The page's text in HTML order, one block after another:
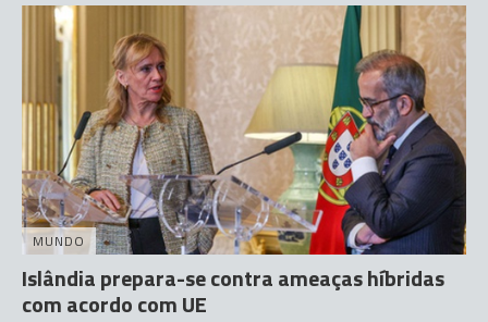
MUNDO
Islândia prepara-se contra ameaças híbridas
com acordo com UE